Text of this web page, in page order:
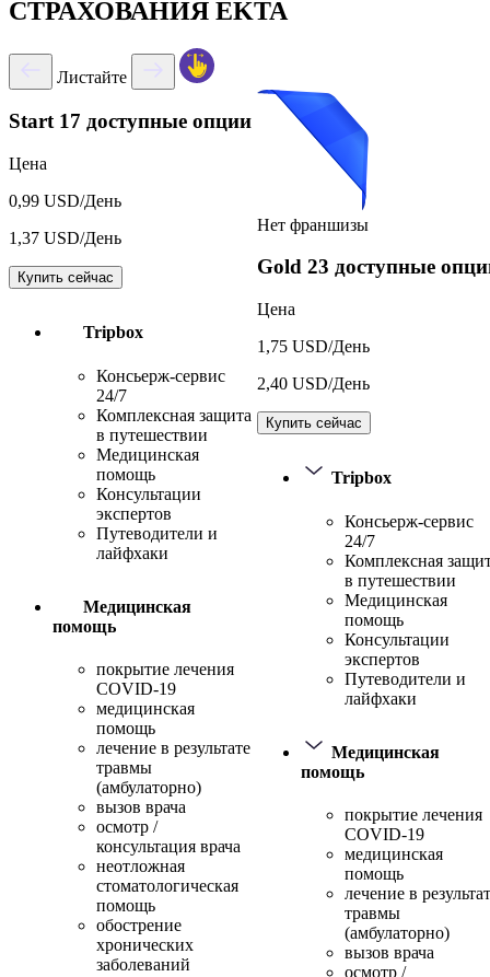
СТРАХОВАНИЯ EKTA
Листайте
Start 17 доступные опции
Цена
0,99 USD/День
1,37 USD/День
Купить сейчас
Tripbox
Консьерж-сервис
24/7
Комплексная защита
в путешествии
Медицинская
помощь
Консультации
экспертов
Путеводители и
лайфхаки
Медицинская
помощь
покрытие лечения
COVID-19
медицинская
помощь
лечение в результате
травмы
(амбулаторно)
вызов врача
осмотр /
консультация врача
неотложная
стоматологическая
помощь
обострение
хронических
заболеваний
Нет франшизы
Gold 23 доступные
Цена
1,75 USD/День
2,40 USD/День
Купить сейчас
Tripbox
Консьерж-сервис
24/7
Комплексная
в путешествии
Медицинская
помощь
Консультации
экспертов
Путеводители и
лайфхаки
Медицинская
помощь
покрытие лечения
COVID-19
медицинская
помощь
лечение в
травмы
(амбулаторно)
вызов врача
осмотр /